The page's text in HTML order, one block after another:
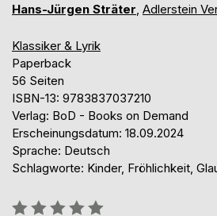
Hans-Jürgen Sträter Adlerstein
Klassiker & Lyrik
Paperback
56 Seiten
ISBN-13: 9783837037210
Verlag: BoD - Books on Demand
Erscheinungsdatum: 18.09.2024
Sprache: Deutsch
Schlagworte: Kinder, Fröhlichkeit,
Bewertung::